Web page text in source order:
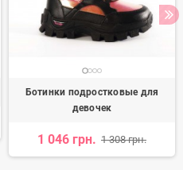
Ботинки подростковые для
девочек
1 046 грн. 1 308 грн.